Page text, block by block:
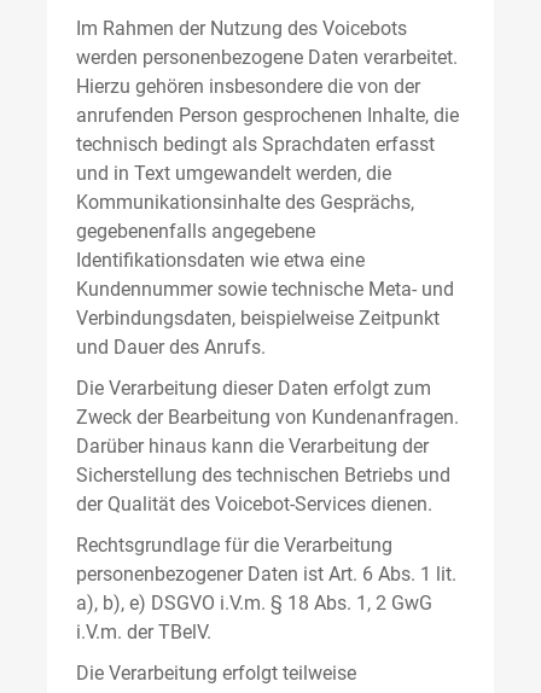
Im Rahmen der Nutzung des Voicebots
werden personenbezogene Daten verarbeitet.
Hierzu gehören insbesondere die von der
anrufenden Person gesprochenen Inhalte, die
technisch bedingt als Sprachdaten erfasst
und in Text umgewandelt werden, die
Kommunikationsinhalte des Gesprächs,
gegebenenfalls angegebene
Identifikationsdaten wie etwa eine
Kundennummer sowie technische Meta- und
Verbindungsdaten, beispielweise Zeitpunkt
und Dauer des Anrufs.
Die Verarbeitung dieser Daten erfolgt zum
Zweck der Bearbeitung von Kundenanfragen.
Darüber hinaus kann die Verarbeitung der
Sicherstellung des technischen Betriebs und
der Qualität des Voicebot-Services dienen.
Rechtsgrundlage für die Verarbeitung
personenbezogener Daten ist Art. 6 Abs. 1 lit.
a), b), e) DSGVO i.V.m. § 18 Abs. 1, 2 GwG
i.V.m. der TBelV.
Die Verarbeitung erfolgt teilweise